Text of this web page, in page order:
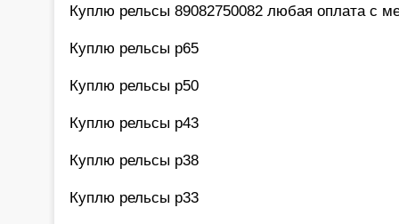
Куплю рельсы 89082750082 любая оплата с
Куплю рельсы р65
Куплю рельсы р50
Куплю рельсы р43
Куплю рельсы р38
Куплю рельсы р33